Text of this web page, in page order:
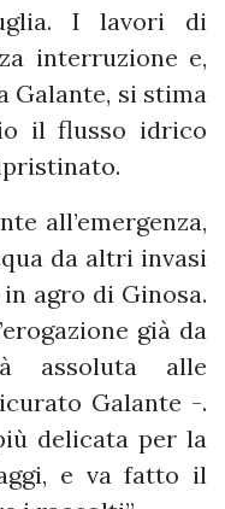
I lavori di
interruzione e,
Galante, si stima
il flusso idrico
all’emergenza,
da altri invasi
agro di Ginosa.
già da
assoluta alle
Galante -.
delicata per la
e va fatto il